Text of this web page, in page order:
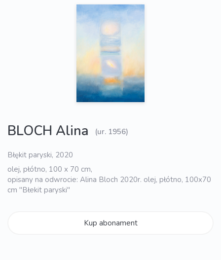
BLOCH Alina (ur. 1956)
Błękit paryski, 2020
olej, płótno, 100 x 70 cm,
opisany na odwrocie: Alina Bloch 2020r. olej, płótno, 100x70
cm "Błekit paryski"
Kup abonament